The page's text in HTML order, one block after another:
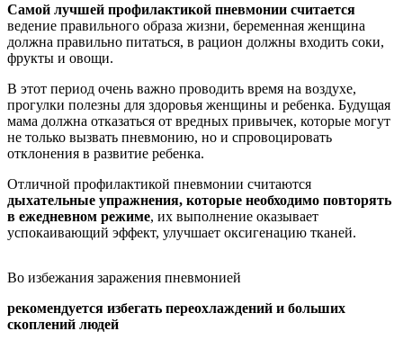
Самой лучшей профилактикой пневмонии считается
ведение правильного образа жизни, беременная женщина
должна правильно питаться, в рацион должны входить соки,
фрукты и овощи.
В этот период очень важно проводить время на воздухе,
прогулки полезны для здоровья женщины и ребенка. Будущая
мама должна отказаться от вредных привычек, которые могут
не только вызвать пневмонию, но и спровоцировать
отклонения в развитие ребенка.
Отличной профилактикой пневмонии считаются
дыхательные упражнения, которые необходимо повторять
в ежедневном режиме, их выполнение оказывает
успокаивающий эффект, улучшает оксигенацию тканей.
Во избежания заражения пневмонией
рекомендуется избегать переохлаждений и больших
скоплений людей